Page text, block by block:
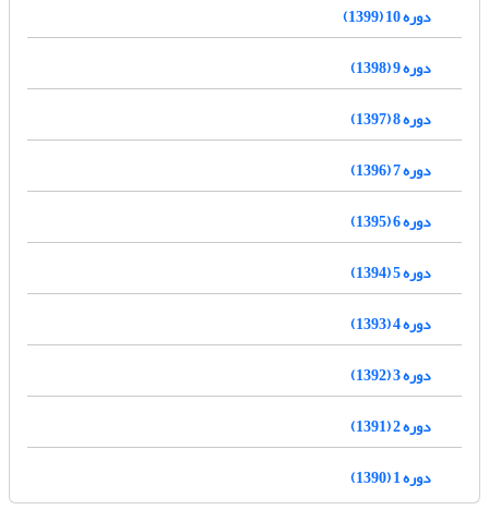
دوره 10 (1399)
دوره 9 (1398)
دوره 8 (1397)
دوره 7 (1396)
دوره 6 (1395)
دوره 5 (1394)
دوره 4 (1393)
دوره 3 (1392)
دوره 2 (1391)
دوره 1 (1390)